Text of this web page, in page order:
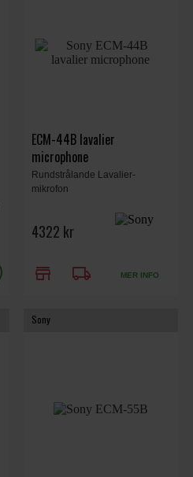
ECM-44B lavalier
microphone
Rundstrålande Lavalier-
mikrofon
4322 kr
store local_shipping MER INFO
Sony